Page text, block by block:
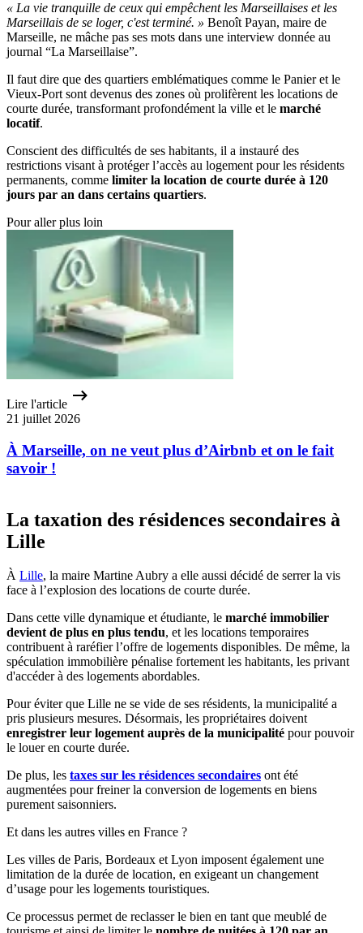
« La vie tranquille de ceux qui empêchent les Marseillaises et les
Marseillais de se loger, c'est terminé. » Benoît Payan, maire de
Marseille, ne mâche pas ses mots dans une interview donnée au
journal “La Marseillaise”.
Il faut dire que des quartiers emblématiques comme le Panier et le
Vieux-Port sont devenus des zones où prolifèrent les locations de
courte durée, transformant profondément la ville et le marché
locatif.
Conscient des difficultés de ses habitants, il a instauré des
restrictions visant à protéger l’accès au logement pour les résidents
permanents, comme limiter la location de courte durée à 120
jours par an dans certains quartiers.
Pour aller plus loin
Lire l'article
21 juillet 2026
À Marseille, on ne veut plus d’Airbnb et on le fait
savoir !
La taxation des résidences secondaires à
Lille
À Lille, la maire Martine Aubry a elle aussi décidé de serrer la vis
face à l’explosion des locations de courte durée.
Dans cette ville dynamique et étudiante, le marché immobilier
devient de plus en plus tendu, et les locations temporaires
contribuent à raréfier l’offre de logements disponibles. De même, la
spéculation immobilière pénalise fortement les habitants, les privant
d'accéder à des logements abordables.
Pour éviter que Lille ne se vide de ses résidents, la municipalité a
pris plusieurs mesures. Désormais, les propriétaires doivent
enregistrer leur logement auprès de la municipalité pour pouvoir
le louer en courte durée.
De plus, les taxes sur les résidences secondaires ont été
augmentées pour freiner la conversion de logements en biens
purement saisonniers.
Et dans les autres villes en France ?
Les villes de Paris, Bordeaux et Lyon imposent également une
limitation de la durée de location, en exigeant un changement
d’usage pour les logements touristiques.
Ce processus permet de reclasser le bien en tant que meublé de